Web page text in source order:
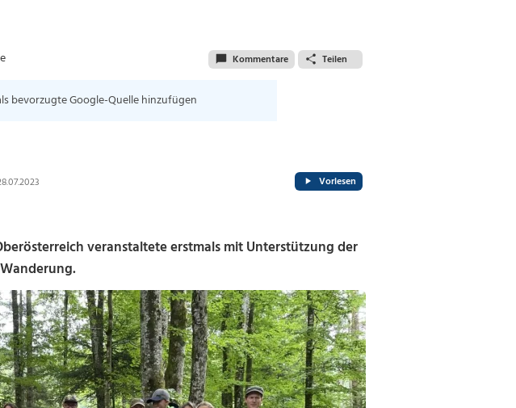
Kommentare Teilen
bevorzugte Google-Quelle hinzufügen
Vorlesen
veranstaltete erstmals mit Unterstützung der